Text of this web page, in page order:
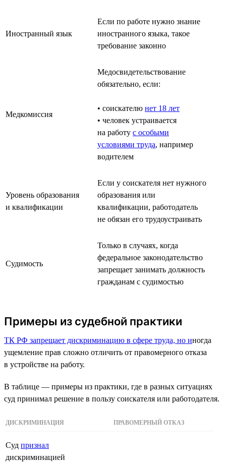
Иностранный язык
Если по работе нужно знание
иностранного языка, такое
требование законно
Медкомиссия
Медосвидетельствование
обязательно, если:
• соискателю нет 18 лет
• человек устраивается
на работу с особыми
условиями труда, например
водителем
Уровень образования
и квалификации
Если у соискателя нет нужного
образования или
квалификации, работодатель
не обязан его трудоустраивать
Судимость
Только в случаях, когда
федеральное законодательство
запрещает занимать должность
гражданам с судимостью
Примеры из судебной практики
ТК РФ запрещает дискриминацию в сфере труда, но иногда
ущемление прав сложно отличить от правомерного отказа
в устройстве на работу.
В таблице — примеры из практики, где в разных ситуациях
суд принимал решение в пользу соискателя или работодателя.
ДИСКРИМИНАЦИЯ ПРАВОМЕРНЫЙ ОТКАЗ
Суд признал
дискриминацией